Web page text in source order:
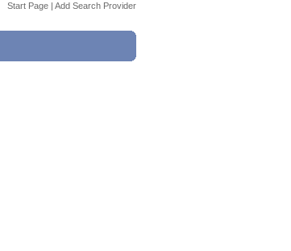
Start Page | Add Search Provider